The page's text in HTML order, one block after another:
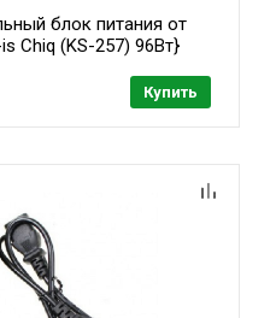
блок питания от
Chiq (KS-257) 96Вт}
Купить